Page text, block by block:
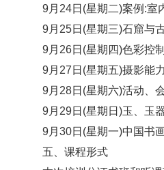
9月24日(星期二)案例:室
9月25日(星期三)石窟与
9月26日(星期四)色彩控
9月27日(星期五)摄影能
9月28日(星期六)活动、
9月29日(星期日)玉、玉
9月30日(星期一)中国书
五、课程形式